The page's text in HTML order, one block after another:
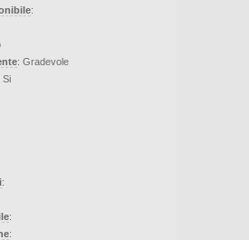
:
: Gradevole
Si
:
:
: